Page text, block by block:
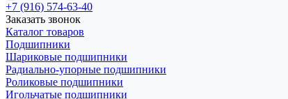
+7 (916) 574-63-40
Заказать звонок
Каталог товаров
Подшипники
Шариковые подшипники
Радиально-упорные подшипники
Роликовые подшипники
Игольчатые подшипники